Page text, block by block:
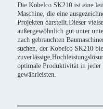
Die Kobelco SK210 ist eine
Maschine, die eine
Projekten darstellt.Dieser
außergewöhnlich gut unter
nach gebrauchten
suchen, der Kobelco SK210
optimale Produktivität in jeder
gewährleisten.